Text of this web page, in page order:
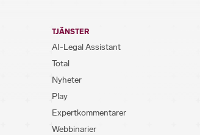
TJÄNSTER
AI-Legal Assistant
Total
Nyheter
Play
Expertkommentarer
Webbinarier